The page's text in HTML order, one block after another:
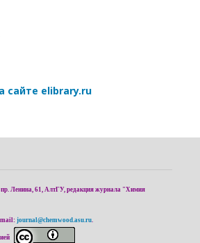
сайте elibrary.ru
Ленина, 61, АлтГУ, редакция журнала "Химия
mail: journal@chemwood.asu.ru.